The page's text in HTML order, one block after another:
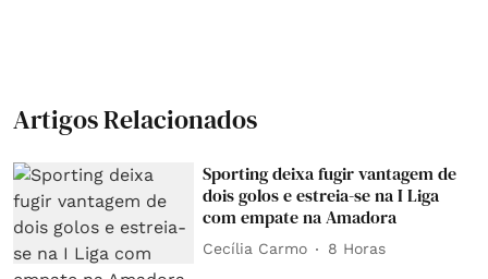
Artigos Relacionados
Sporting deixa fugir vantagem de
dois golos e estreia-se na I Liga
com empate na Amadora
Cecília Carmo 8 Horas